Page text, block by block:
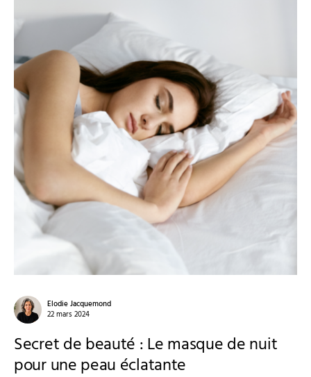
Elodie Jacquemond
22 mars 2024
Secret de beauté : Le masque de nuit
pour une peau éclatante